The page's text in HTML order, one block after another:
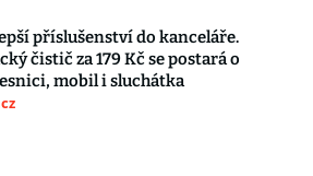
příslušenství do kanceláře.
čistič za 179 Kč se postará o
mobil i sluchátka